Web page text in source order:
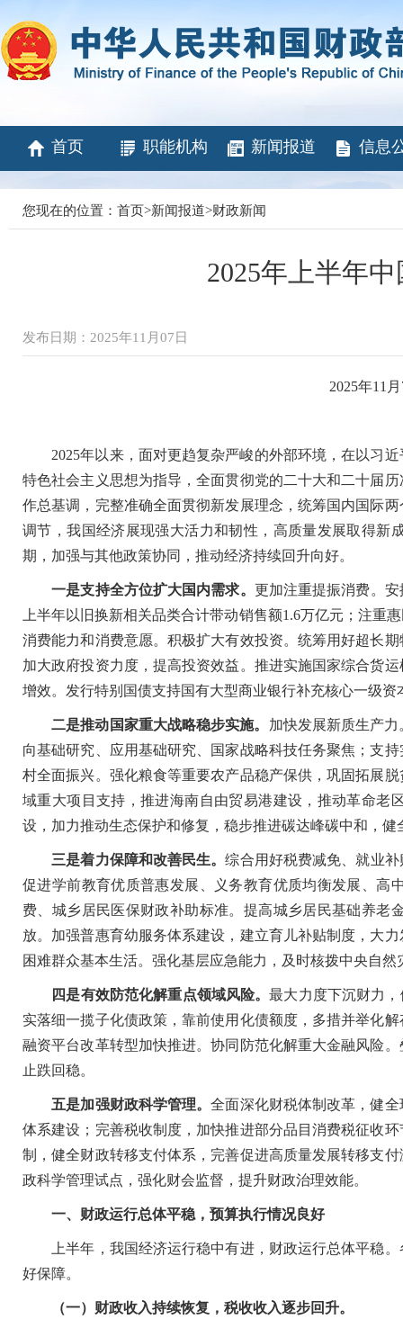
首页 职能机构 新闻报道 信息
您现在的位置： 首页>新闻报道>财政新闻
2025年上半年
发布日期：2025年11月07日
2025年11
2025年以来，面对更趋复杂严峻的外部环境，在以习近
特色社会主义思想为指导，全面贯彻党的二十大和二十届
作总基调，完整准确全面贯彻新发展理念，统筹国内国际
调节，我国经济展现强大活力和韧性，高质量发展取得新
期，加强与其他政策协同，推动经济持续回升向好。
一是支持全方位扩大国内需求。 更加注重提振消费。
上半年以旧换新相关品类合计带动销售额1.6万亿元；注
消费能力和消费意愿。积极扩大有效投资。统筹用好超长
加大政府投资力度，提高投资效益。推进实施国家综合货
增效。发行特别国债支持国有大型商业银行补充核心一级
二是推动国家重大战略稳步实施。 加快发展新质生产力
向基础研究、应用基础研究、国家战略科技任务聚焦；支
村全面振兴。强化粮食等重要农产品稳产保供，巩固拓展
域重大项目支持，推进海南自由贸易港建设，推动革命老
设，加力推动生态保护和修复，稳步推进碳达峰碳中和，
三是着力保障和改善民生。综合用好税费减免、就业
促进学前教育优质普惠发展、义务教育优质均衡发展、高
费、城乡居民医保财政补助标准。提高城乡居民基础养老
放。加强普惠育幼服务体系建设，建立育儿补贴制度 ， 大力
困难群众基本生活。强化基层应急能力，及时核拨中央自
四是有效防范化解重点领域风险。最大力度下沉财力
实落细一揽子化债政策，靠前使用化债额度，多措并举化
融资平台改革转型加快推进。协同防范化解重大金融风险
止跌回稳。
五是加强财政科学管理。全面深化财税体制改革，健
体系建设；完善税收制度，加快推进部分品目消费税征收
制，健全财政转移支付体系，完善促进高质量发展转移支
政科学管理试点，强化财会监督，提升财政治理效能。
一、财政运行总体平稳，预算执行情况良好
上半年，我国经济运行稳中有进，财政运行总体平稳。
好保障。
（一）财政收入持续恢复，税收收入逐步回升。